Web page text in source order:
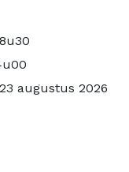
augustus 2026